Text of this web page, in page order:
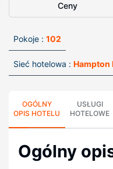
Ceny
Pokoje : 102
Sieć hotelowa : Hampton
OGÓLNY
OPIS HOTELU
USŁUGI
HOTELOWE
Ogólny